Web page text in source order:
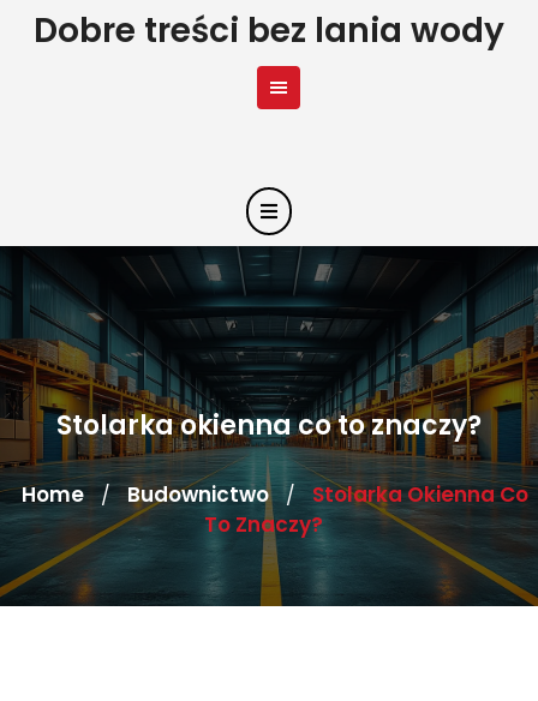
SkipDobre treści bez lania wody
Stolarka okienna co to znaczy?
Home / Budownictwo /
Stolarka Okienna Co
To Znaczy?